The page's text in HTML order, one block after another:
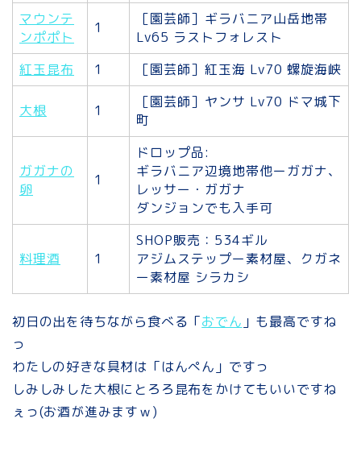
マウンテ
ンポポト
1
［園芸師］ギラバニア山岳地帯
Lv65 ラストフォレスト
紅玉昆布
1 ［園芸師］紅玉海 Lv70 螺旋海峡
大根 1
［園芸師］ヤンサ Lv70 ドマ城下
町
ガガナの
卵
1
ドロップ品:
ギラバニア辺境地帯他ーガガナ、
レッサー・ガガナ
ダンジョンでも入手可
料理酒 1
SHOP販売：534ギル
アジムステップー素材屋、クガネ
ー素材屋 シラカシ
初日の出を待ちながら食べる「おでん 」も最高ですね
っ
わたしの好きな具材は「はんぺん」ですっ
しみしみした大根にとろろ昆布をかけてもいいですね
ぇっ(お酒が進みますｗ)